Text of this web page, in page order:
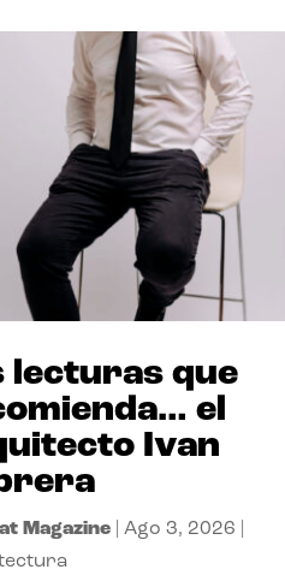
lecturas que
el
Ivan
Magazine |Ago 3, 2026